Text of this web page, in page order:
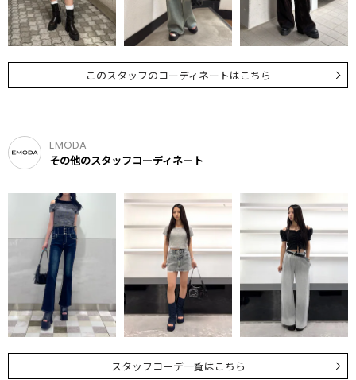
このスタッフのコーディネートはこちら
EMODA
その他のスタッフコーディネート
スタッフコーデ一覧はこちら